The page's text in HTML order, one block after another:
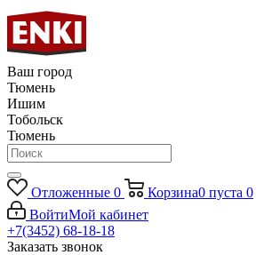
Ваш город
Тюмень
Ишим
Тобольск
Тюмень
Отложенные 0 Корзина0 пуста 0
ВойтиМой кабинет
+7(3452) 68-18-18
Заказать звонок